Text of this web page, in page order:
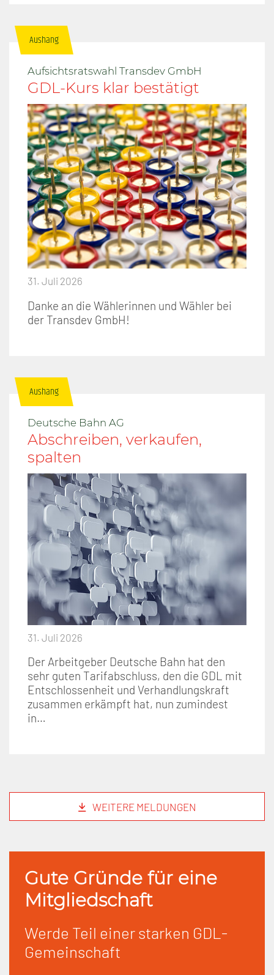
Aushang
Aufsichtsratswahl Transdev GmbH
GDL-Kurs klar bestätigt
31. Juli 2026
Danke an die Wählerinnen und Wähler bei
der Transdev GmbH!
Aushang
Deutsche Bahn AG
Abschreiben, verkaufen,
spalten
31. Juli 2026
Der Arbeitgeber Deutsche Bahn hat den
sehr guten Tarifabschluss, den die GDL mit
Entschlossenheit und Verhandlungskraft
zusammen erkämpft hat, nun zumindest
in…
WEITERE MELDUNGEN
Gute Gründe für eine
Mitgliedschaft
Werde Teil einer starken GDL-
Gemeinschaft